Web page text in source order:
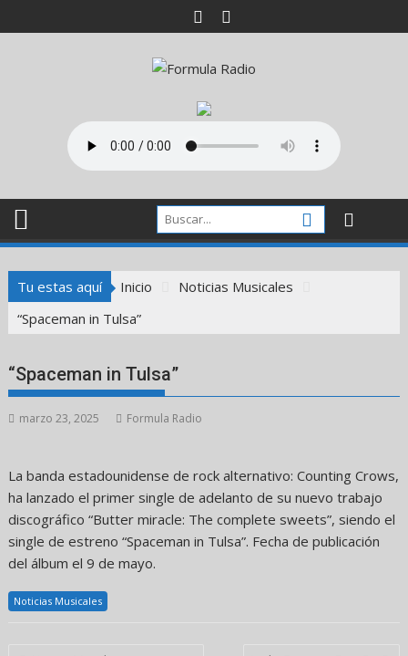
al
Tu estas aquí Inicio
Noticias Musicales
“Spaceman in Tulsa”
“Spaceman in Tulsa”
marzo 23, 2025 Formula Radio
La banda estadounidense de rock alternativo: Counting Crows,
ha lanzado el primer single de adelanto de su nuevo trabajo
discográfico “Butter miracle: The complete sweets”, siendo el
single de estreno “Spaceman in Tulsa”. Fecha de publicación
del álbum el 9 de mayo.
Noticias Musicales